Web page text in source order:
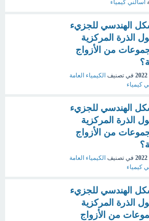
اسألني كيمياء
الهندسي للجزيء
الذرة المركزية
من الأزواج
في تصنيف الكيمياء العامة
كيمياء
الهندسي للجزيء
الذرة المركزية
من الأزواج
في تصنيف الكيمياء العامة
كيمياء
الهندسي للجزيء
الذرة المركزية
من الأزواج